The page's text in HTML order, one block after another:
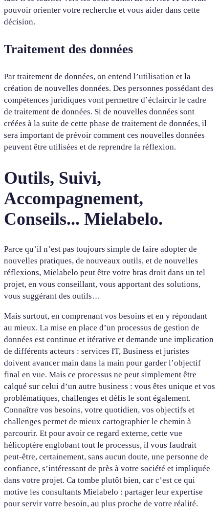
pouvoir orienter votre recherche et vous aider dans cette
décision.
Traitement des données
Par traitement de données, on entend l’utilisation et la
création de nouvelles données. Des personnes possédant des
compétences juridiques vont permettre d’éclaircir le cadre
de traitement de données. Si de nouvelles données sont
créées à la suite de cette phase de traitement de données, il
sera important de prévoir comment ces nouvelles données
peuvent être utilisées et de reprendre la réflexion.
Outils, Suivi,
Accompagnement,
Conseils... Mielabelo.
Parce qu’il n’est pas toujours simple de faire adopter de
nouvelles pratiques, de nouveaux outils, et de nouvelles
réflexions, Mielabelo peut être votre bras droit dans un tel
projet, en vous conseillant, vous apportant des solutions,
vous suggérant des outils…
Mais surtout, en comprenant vos besoins et en y répondant
au mieux. La mise en place d’un processus de gestion de
données est continue et itérative et demande une implication
de différents acteurs : services IT, Business et juristes
doivent avancer main dans la main pour garder l’objectif
final en vue. Mais ce processus ne peut simplement être
calqué sur celui d’un autre business : vous êtes unique et vos
problématiques, challenges et défis le sont également.
Connaître vos besoins, votre quotidien, vos objectifs et
challenges permet de mieux cartographier le chemin à
parcourir. Et pour avoir ce regard externe, cette vue
hélicoptère englobant tout le processus, il vous faudrait
peut-être, certainement, sans aucun doute, une personne de
confiance, s’intéressant de près à votre société et impliquée
dans votre projet. Ca tombe plutôt bien, car c’est ce qui
motive les consultants Mielabelo : partager leur expertise
pour servir votre besoin, au plus proche de votre réalité.